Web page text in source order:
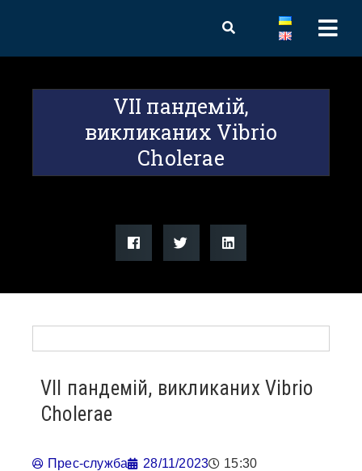
VII пандемій,
викликаних Vibrio
Cholerae
VII пандемій, викликаних Vibrio
Cholerae
Прес-служба 28/11/2023 15:30